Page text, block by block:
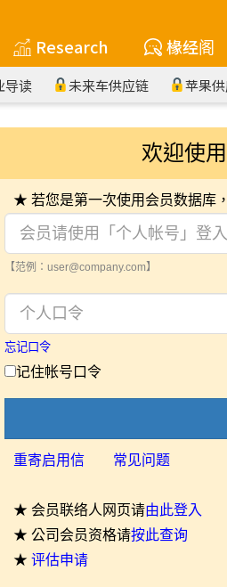
Research 椽经阁
导读 未来车供应链 苹果
欢迎使
★ 若您是第一次使用会员数据库
【范例：user@company.com】
忘记口令
记住帐号口令
重寄启用信 常见问题
★ 会员联络人网页请由此登入
★ 公司会员资格请按此查询
★ 评估申请